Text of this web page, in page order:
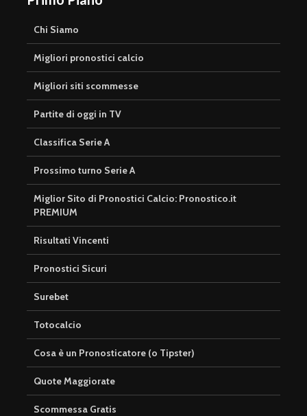
Chi Siamo
Migliori pronostici calcio
Migliori siti scommesse
Partite di oggi in TV
Classifica Serie A
Prossimo turno Serie A
Miglior Sito di Pronostici Calcio: Pronostico.it
PREMIUM
Risultati Vincenti
Pronostici Sicuri
Surebet
Totocalcio
Cosa è un Pronosticatore (o Tipster)
Quote Maggiorate
Scommessa Gratis